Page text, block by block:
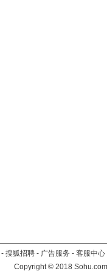
- 搜狐招聘 - 广告服务 - 客服中心
Copyright©2018